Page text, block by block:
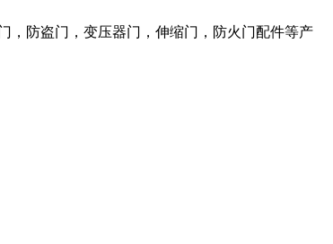
，防盗门，变压器门，伸缩门，防火门配件等产